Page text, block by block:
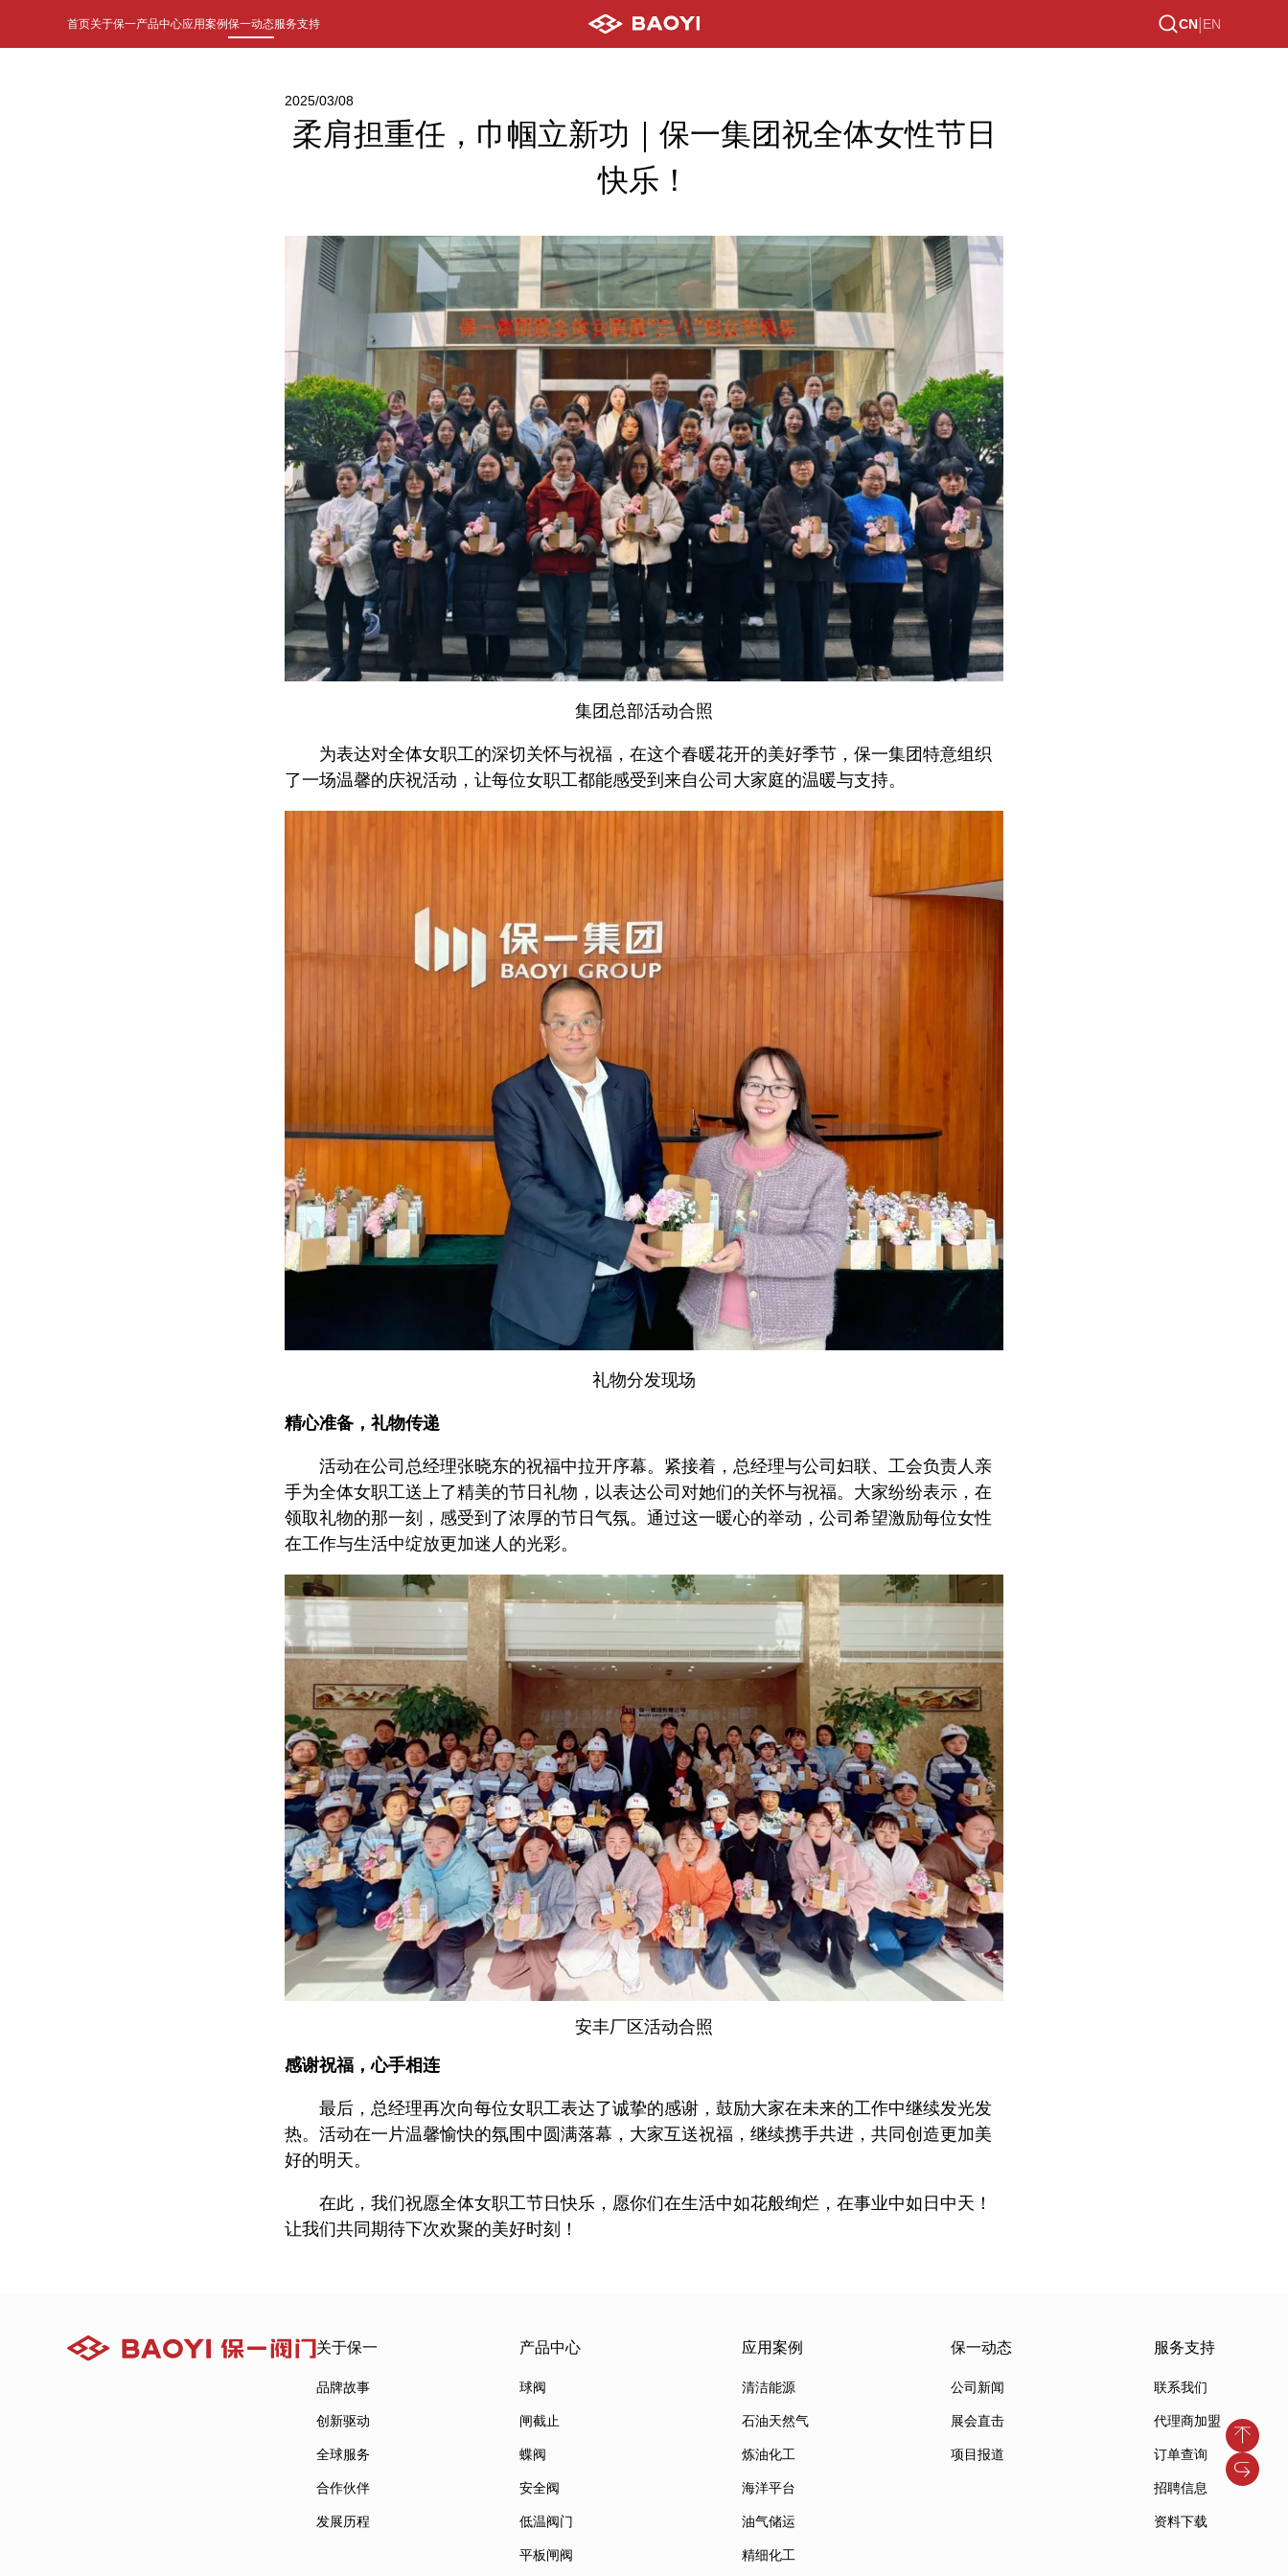
首页关于保一产品中心应用案例保一动态服务支持 CN|EN
2025/03/08
柔肩担重任，巾帼立新功｜保一集团祝全体女性节日
快乐！
集团总部活动合照
为表达对全体女职工的深切关怀与祝福，在这个春暖花开的美好季节，保一集团特意组织
了一场温馨的庆祝活动，让每位女职工都能感受到来自公司大家庭的温暖与支持。
礼物分发现场
精心准备，礼物传递
活动在公司总经理张晓东的祝福中拉开序幕。紧接着，总经理与公司妇联、工会负责人亲
手为全体女职工送上了精美的节日礼物，以表达公司对她们的关怀与祝福。大家纷纷表示，在
领取礼物的那一刻，感受到了浓厚的节日气氛。通过这一暖心的举动，公司希望激励每位女性
在工作与生活中绽放更加迷人的光彩。
安丰厂区活动合照
感谢祝福，心手相连
最后，总经理再次向每位女职工表达了诚挚的感谢，鼓励大家在未来的工作中继续发光发
热。活动在一片温馨愉快的氛围中圆满落幕，大家互送祝福，继续携手共进，共同创造更加美
好的明天。
在此，我们祝愿全体女职工节日快乐，愿你们在生活中如花般绚烂，在事业中如日中天！
让我们共同期待下次欢聚的美好时刻！
关于保一
品牌故事
创新驱动
全球服务
合作伙伴
发展历程
产品中心
球阀
闸截止
蝶阀
安全阀
低温阀门
平板闸阀
应用案例
清洁能源
石油天然气
炼油化工
海洋平台
油气储运
精细化工
保一动态
公司新闻
展会直击
项目报道
服务支持
联系我们
代理商加盟
订单查询
招聘信息
资料下载